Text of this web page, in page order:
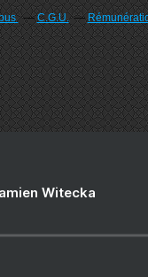
C.G.U.
Witecka